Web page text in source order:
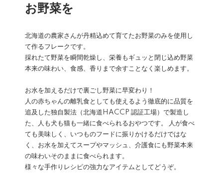
お野菜を
北海道の農家さんが丹精込めて育てたお野菜のみを使用し
て作るフレークです。
採れたて野菜を瞬間乾燥し、栄養もギュッと閉じ込め野菜
本来の味わい、食感、香りまで余すことなく楽しめます。
お水を加えるだけで裏ごし野菜に早変わり！
人の赤ちゃんの離乳食としても使えるよう徹底的に品質を
追及した独自製法（北海道HACCP 認証工場）で製造し
た、人も犬も猫も一緒に食べられるおやつです。 人が食べ
ても美味しく、いつものフードに振りかけるだけではな
く、お水を加えてスープやマッシュ、介護食にも野菜本来
の味わいそのままに食べられます。
様々な手作りレシピの強力なアイテムとしてどうぞ。